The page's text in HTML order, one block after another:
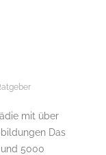
mit über
Das
und 5000